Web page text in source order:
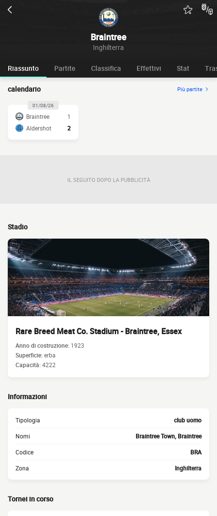
Braintree
Inghilterra
Riassunto Partite Classifica Effettivi Stat
calendario Più partite
01/08/26
Braintree
1
Aldershot
2
IL SEGUITO DOPO LA PUBBLICITÀ
Stadio
Rare Breed Meat Co. Stadium - Braintree, Essex
Anno di costruzione: 1923
Superficie:erba
Capacità:4222
Informazioni
Tipologia club uomo
Nomi Braintree Town, Braintree
Codice BRA
Zona Inghilterra
Tornei in corso